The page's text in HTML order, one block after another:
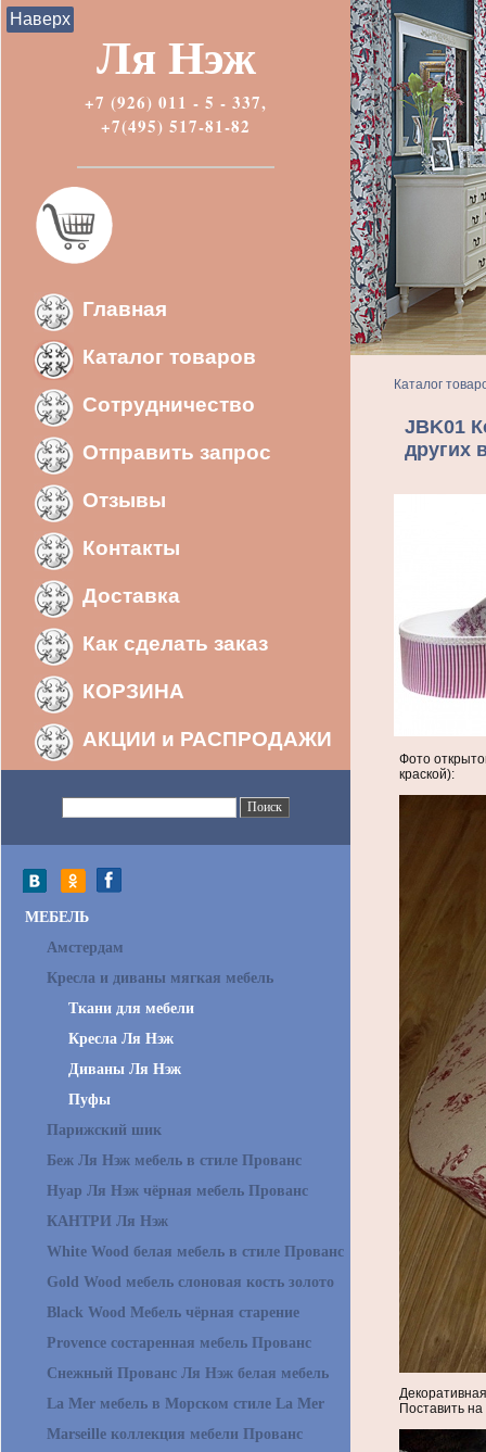
Ля Нэж
+7 (926) 011 - 5 - 337,
+7(495) 517-81-82
Главная
Каталог товаров
Сотрудничество
Отправить запрос
Отзывы
Контакты
Доставка
Как сделать заказ
КОРЗИНА
АКЦИИ и РАСПРОДАЖИ
МЕБЕЛЬ
Амстердам
Кресла и диваны мягкая мебель
Ткани для мебели
Кресла Ля Нэж
Диваны Ля Нэж
Пуфы
Парижский шик
Беж Ля Нэж мебель в стиле Прованс
Нуар Ля Нэж чёрная мебель Прованс
КАНТРИ Ля Нэж
White Wood белая мебель в стиле Прованс
Gold Wood мебель слоновая кость золото
Black Wood Мебель чёрная старение
Provence состаренная мебель Прованс
Снежный Прованс Ля Нэж белая мебель
La Mer мебель в Морском стиле La Mer
Marseille коллекция мебели Прованс
Каталог
JBK01
других
Фото
краской):
Поставить
Наверх